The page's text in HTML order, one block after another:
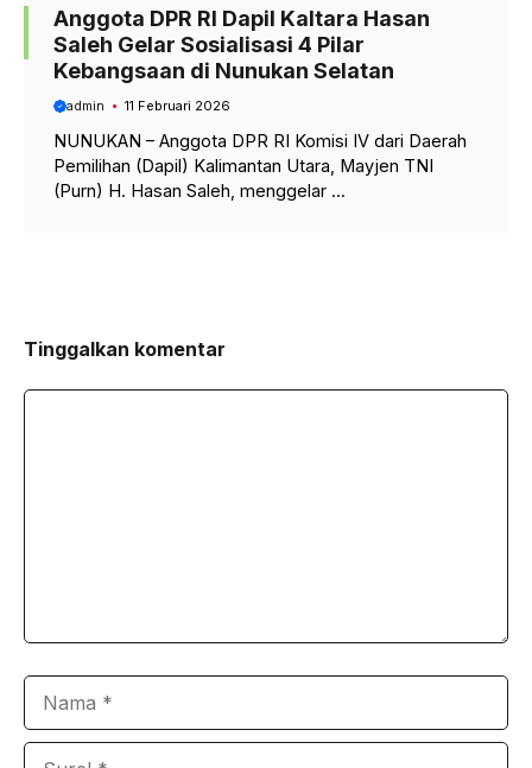
Anggota DPR RI Dapil Kaltara Hasan
Saleh Gelar Sosialisasi 4 Pilar
Kebangsaan di Nunukan Selatan
admin 11 Februari 2026
NUNUKAN – Anggota DPR RI Komisi IV dari Daerah
Pemilihan (Dapil) Kalimantan Utara, Mayjen TNI
(Purn) H. Hasan Saleh, menggelar ...
Tinggalkan komentar